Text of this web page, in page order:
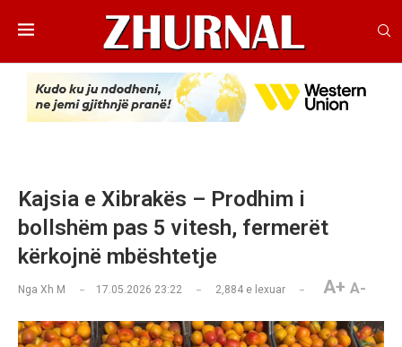
Kajsia e Xibrakës – Prodhim i
bollshëm pas 5 vitesh, fermerët
kërkojnë mbështetje
Nga Xh M 17.05.2026 23:22 2,884 e lexuar A+ A-